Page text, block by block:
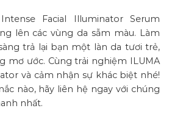
Facial Illuminator Serum
lên các vùng da sẫm màu. Làm
trả lại bạn một làn da tươi trẻ,
mơ ước. Cùng trải nghiệm ILUMA
và cảm nhận sự khác biệt nhé!
nào, hãy liên hệ ngay với chúng
nhất.